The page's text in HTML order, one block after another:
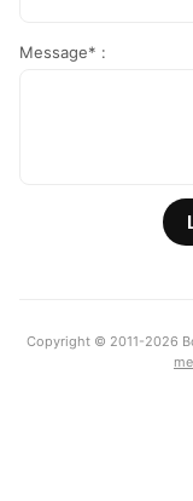
Message* :
Copyright © 2011-2026